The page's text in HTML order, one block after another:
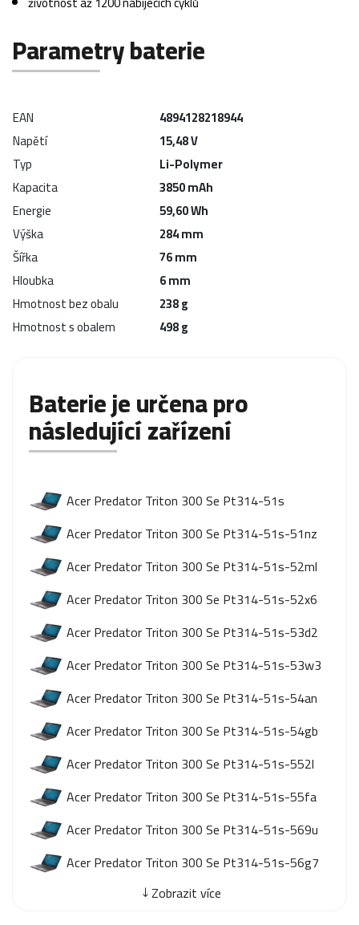
Parametry baterie
EAN
4894128218944
Napětí
15,48 V
Typ
Li-Polymer
Kapacita
3850 mAh
Energie
59,60 Wh
Výška
284 mm
Šířka
76 mm
Hloubka
6 mm
Hmotnost bez obalu
238 g
Hmotnost s obalem
498 g
Baterie je určena pro
následující zařízení
Acer Predator Triton 300 Se Pt314-51s
Acer Predator Triton 300 Se Pt314-51s-51nz
Acer Predator Triton 300 Se Pt314-51s-52ml
Acer Predator Triton 300 Se Pt314-51s-52x6
Acer Predator Triton 300 Se Pt314-51s-53d2
Acer Predator Triton 300 Se Pt314-51s-53w3
Acer Predator Triton 300 Se Pt314-51s-54an
Acer Predator Triton 300 Se Pt314-51s-54gb
Acer Predator Triton 300 Se Pt314-51s-552l
Acer Predator Triton 300 Se Pt314-51s-55fa
Acer Predator Triton 300 Se Pt314-51s-569u
Acer Predator Triton 300 Se Pt314-51s-56g7
Zobrazit více